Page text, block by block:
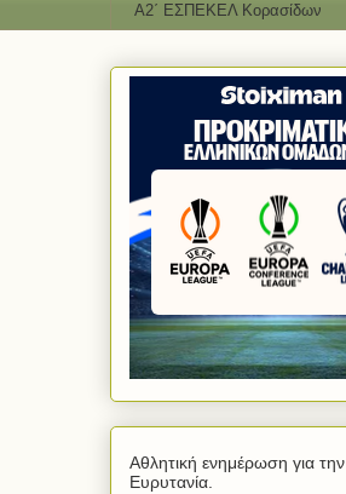
Α2΄ ΕΣΠΕΚΕΛ Κορασίδων
Αθλητική ενημέρωση για την
Ευρυτανία.